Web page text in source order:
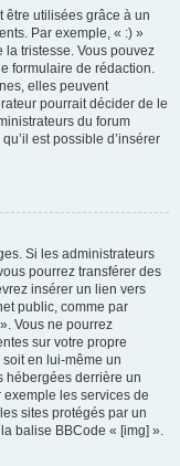
être utilisées grâce à un
Par exemple, « :) »
la tristesse. Vous pouvez
formulaire de rédaction.
elles peuvent
pourrait décider de le
du forum
est possible d’insérer
Si les administrateurs
pourrez transférer des
insérer un lien vers
public, comme par
Vous ne pourrez
sur votre propre
en lui-même un
hébergées derrière un
les services de
sites protégés par un
balise BBCode « [img] ».